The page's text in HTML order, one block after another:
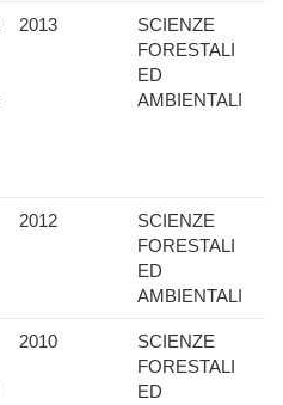
2013
SCIENZE
FORESTALI
ED
AMBIENTALI
2012
SCIENZE
FORESTALI
ED
AMBIENTALI
2010
SCIENZE
FORESTALI
ED